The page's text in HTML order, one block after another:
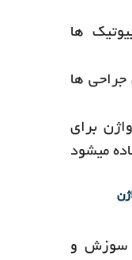
ها
جراحی ها
برای
میشود
سوزش و